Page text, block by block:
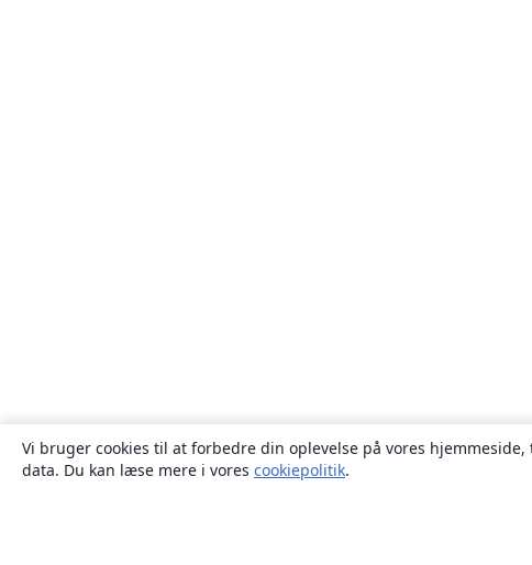
Vi bruger cookies til at forbedre din oplevelse på vores
data. Du kan læse mere i vores cookiepolitik.